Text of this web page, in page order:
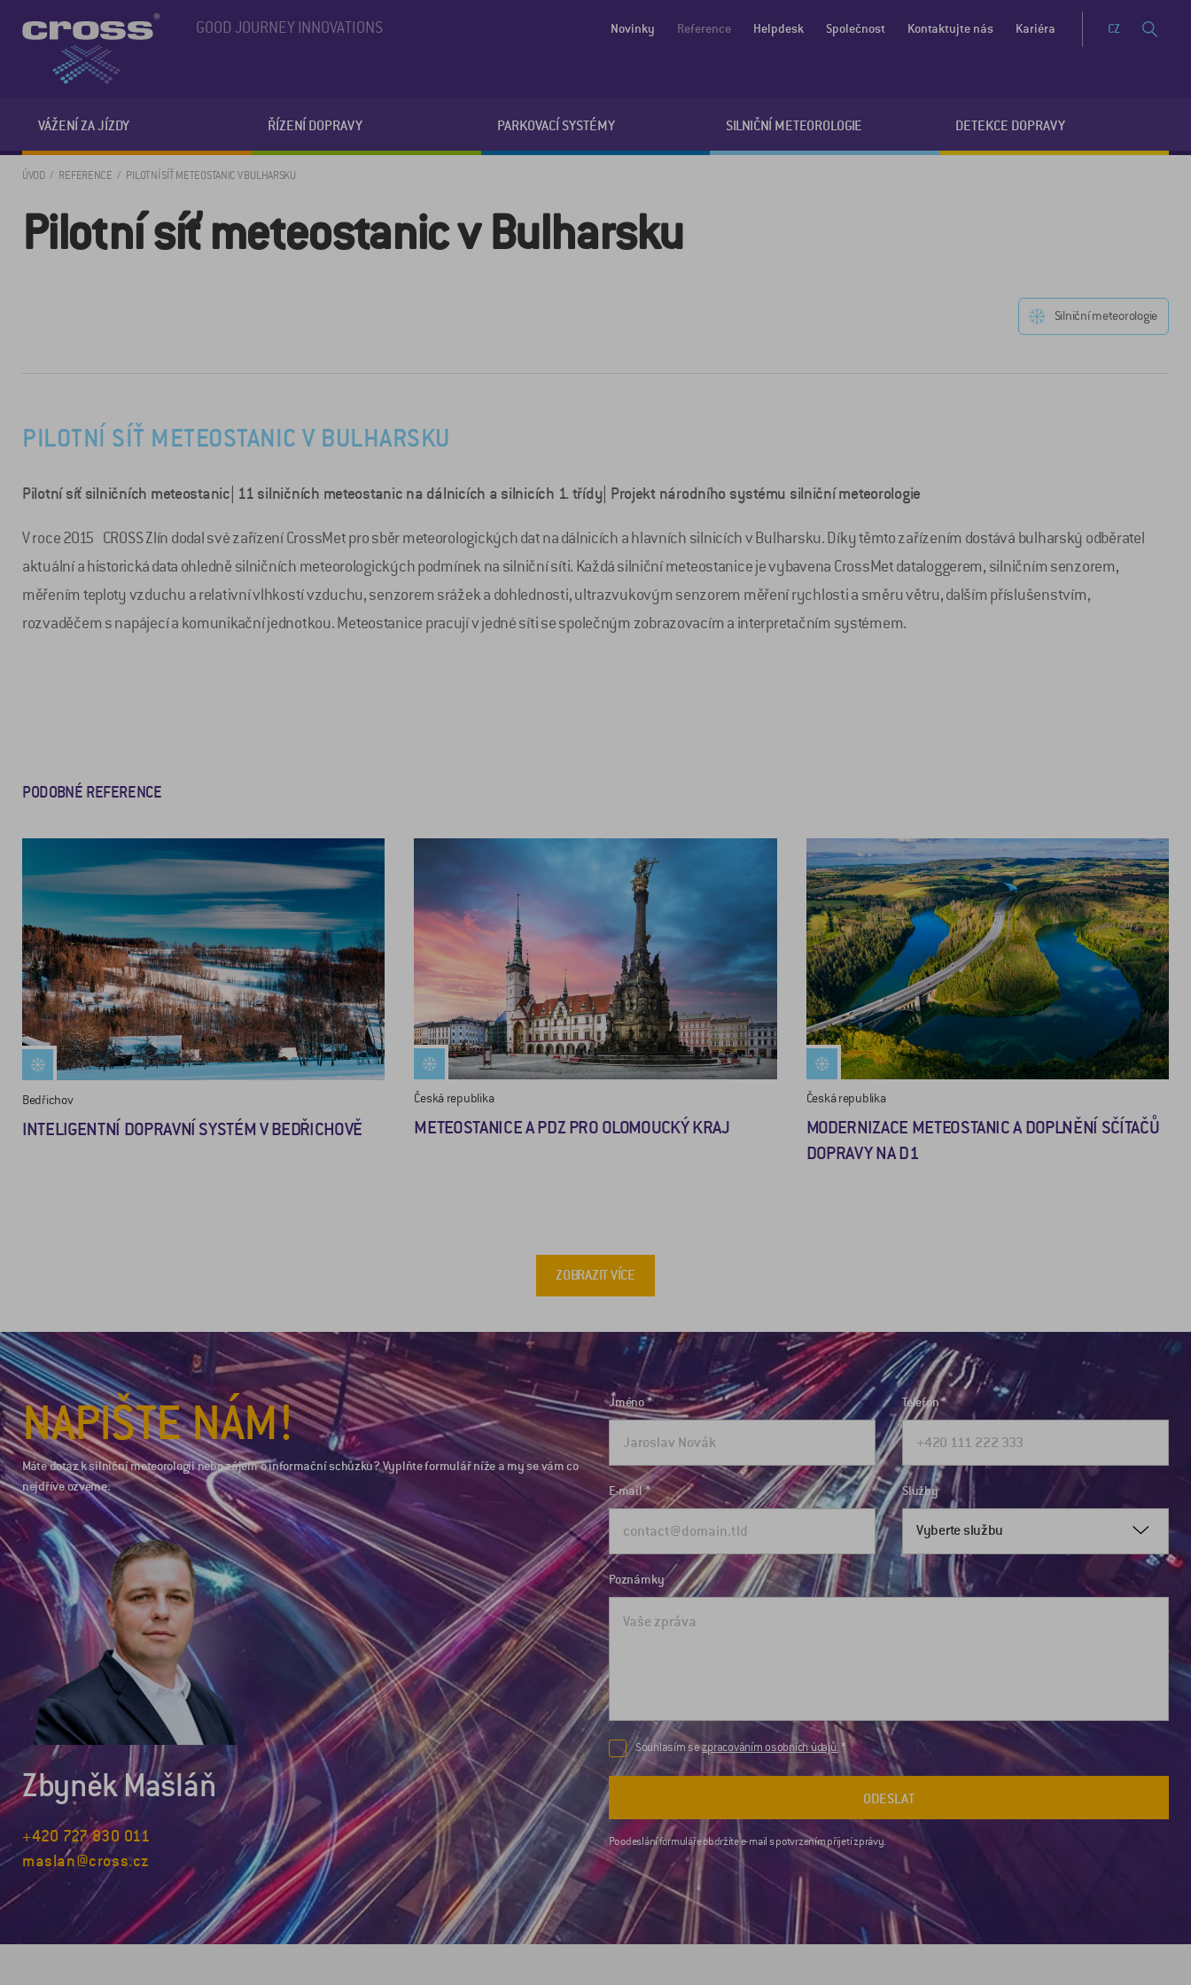
GOOD JOURNEY INNOVATIONS
VÁŽENÍ ZA JÍZDY ŘÍZENÍ DOPRAVY PARKOVACÍ SYSTÉMY SILNIČNÍ METEOROLOGIE DETEKCE DOPRAVY
Novinky Reference Helpdesk Společnost Kontaktujte nás Kariéra CZ
ÚVOD REFERENCE PILOTNÍ SÍŤ METEOSTANIC V BULHARSKU
Pilotní síť meteostanic v Bulharsku
Silniční meteorologie
PILOTNÍ SÍŤ METEOSTANIC V BULHARSKU
Pilotní síť silničních meteostanic| 11 silničních meteostanic na dálnicích a silnicích 1. třídy| Projekt národního systému silniční meteorologie
V roce 2015 CROSS Zlín dodal své zařízení CrossMet pro sběr meteorologických dat na dálnicích a hlavních silnicích v Bulharsku. Díky těmto zařízením dostává bulharský odběratel
aktuální a historická data ohledně silničních meteorologických podmínek na silniční síti. Každá silniční meteostanice je vybavena CrossMet dataloggerem, silničním senzorem,
měřením teploty vzduchu a relativní vlhkostí vzduchu, senzorem srážek a dohlednosti, ultrazvukovým senzorem měření rychlosti a směru větru, dalším příslušenstvím,
rozvaděčem s napájecí a komunikační jednotkou. Meteostanice pracují v jedné síti se společným zobrazovacím a interpretačním systémem.
PODOBNÉ REFERENCE
Bedřichov
INTELIGENTNÍ DOPRAVNÍ SYSTÉM V BEDŘICHOVĚ
Česká republika
METEOSTANICE A PDZ PRO OLOMOUCKÝ KRAJ
Česká republika
MODERNIZACE METEOSTANIC A DOPLNĚNÍ SČÍTAČŮ
DOPRAVY NA D1
ZOBRAZIT VÍCE
NAPIŠTE NÁM!
Máte dotaz k silniční meteorologii nebo zájem o informační schůzku? Vyplňte formulář níže a my se vám co
nejdříve ozveme.
Zbyněk Mašláň
+420 727 830 011
maslan@cross.cz
Jméno Telefon
E-mail Služby
Vyberte službu
Poznámky
Souhlasím sezpracováním osobních údajů.
ODESLAT
Po odeslání formuláře obdržíte e-mail s potvrzením přijetí zprávy.